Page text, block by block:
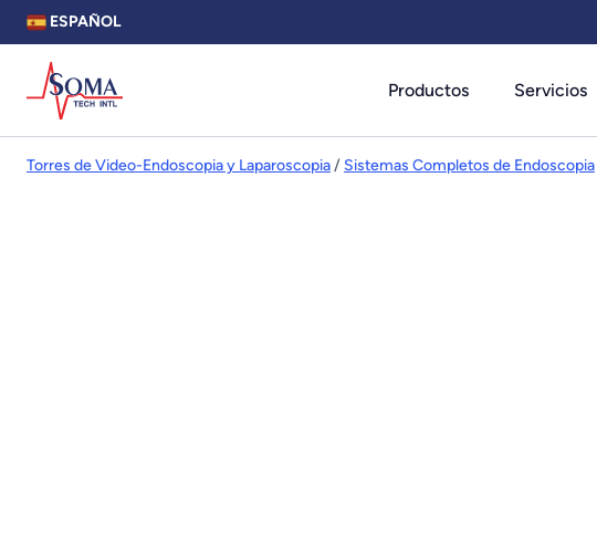
ESPAÑOL
Productos Servicios
Torres de Video-Endoscopia y Laparoscopia/ Sistemas Completos de Endoscopia